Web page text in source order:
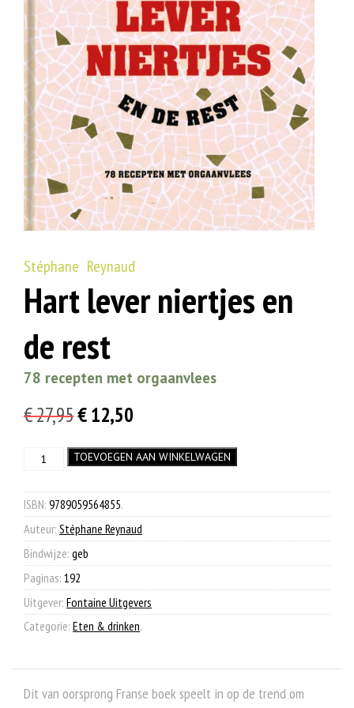
Stéphane Reynaud
Hart lever niertjes en
de rest
78 recepten met orgaanvlees
€27,95Oorspronkelijke
was:
€ 27,95.
€12,50
is:
€ 12,50.
Hart
en
de
rest
aantal
TOEVOEGEN AAN WINKELWAGEN
ISBN: 9789059564855.
Auteur: Stéphane Reynaud
Bindwijze: geb
Paginas: 192
Uitgever: Fontaine Uitgevers
Categorie: Eten & drinken.
Dit van oorsprong Franse boek speelt in op de trend om